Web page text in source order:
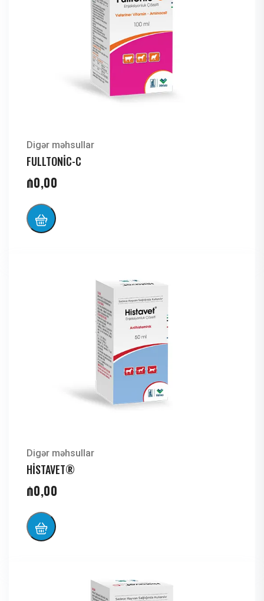
Digər məhsullar
FULLTONİC-C
₼0,00
Digər məhsullar
HİSTAVET®
₼0,00